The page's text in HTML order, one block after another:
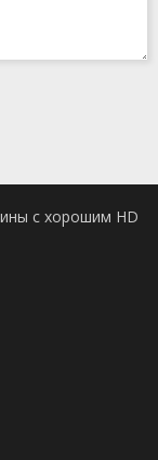
с хорошим HD